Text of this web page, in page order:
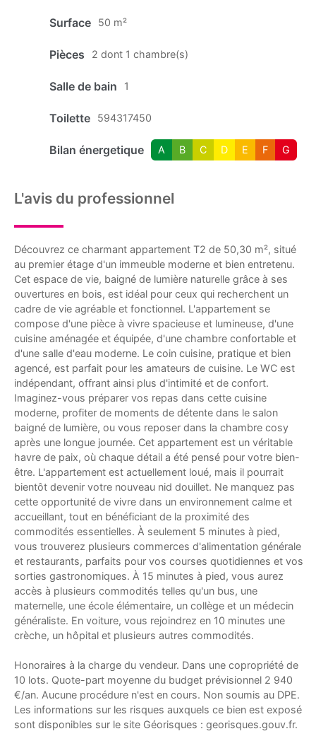
Surface 50 m²
Pièces 2 dont 1 chambre(s)
Salle de bain 1
Toilette 594317450
Bilan énergetique A B C D E F G
L'avis du professionnel
Découvrez ce charmant appartement T2 de 50,30 m², situé
au premier étage d'un immeuble moderne et bien entretenu.
Cet espace de vie, baigné de lumière naturelle grâce à ses
ouvertures en bois, est idéal pour ceux qui recherchent un
cadre de vie agréable et fonctionnel. L'appartement se
compose d'une pièce à vivre spacieuse et lumineuse, d'une
cuisine aménagée et équipée, d'une chambre confortable et
d'une salle d'eau moderne. Le coin cuisine, pratique et bien
agencé, est parfait pour les amateurs de cuisine. Le WC est
indépendant, offrant ainsi plus d'intimité et de confort.
Imaginez-vous préparer vos repas dans cette cuisine
moderne, profiter de moments de détente dans le salon
baigné de lumière, ou vous reposer dans la chambre cosy
après une longue journée. Cet appartement est un véritable
havre de paix, où chaque détail a été pensé pour votre bien-
être. L'appartement est actuellement loué, mais il pourrait
bientôt devenir votre nouveau nid douillet. Ne manquez pas
cette opportunité de vivre dans un environnement calme et
accueillant, tout en bénéficiant de la proximité des
commodités essentielles. À seulement 5 minutes à pied,
vous trouverez plusieurs commerces d'alimentation générale
et restaurants, parfaits pour vos courses quotidiennes et vos
sorties gastronomiques. À 15 minutes à pied, vous aurez
accès à plusieurs commodités telles qu'un bus, une
maternelle, une école élémentaire, un collège et un médecin
généraliste. En voiture, vous rejoindrez en 10 minutes une
crèche, un hôpital et plusieurs autres commodités.
Honoraires à la charge du vendeur. Dans une copropriété de
10 lots. Quote-part moyenne du budget prévisionnel 2 940
€/an. Aucune procédure n'est en cours. Non soumis au DPE.
Les informations sur les risques auxquels ce bien est exposé
sont disponibles sur le site Géorisques : georisques.gouv.fr.